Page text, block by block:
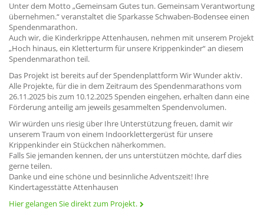
Unter dem Motto „Gemeinsam Gutes tun. Gemeinsam Verantwortung
übernehmen.“ veranstaltet die Sparkasse Schwaben-Bodensee einen
Spendenmarathon.
Auch wir, die Kinderkrippe Attenhausen, nehmen mit unserem Projekt
„Hoch hinaus, ein Kletterturm für unsere Krippenkinder“ an diesem
Spendenmarathon teil.
Das Projekt ist bereits auf der Spendenplattform Wir Wunder aktiv.
Alle Projekte, für die in dem Zeitraum des Spendenmarathons vom
26.11.2025 bis zum 10.12.2025 Spenden eingehen, erhalten dann eine
Förderung anteilig am jeweils gesammelten Spendenvolumen.
Wir würden uns riesig über Ihre Unterstützung freuen, damit wir
unserem Traum von einem Indoorklettergerüst für unsere
Krippenkinder ein Stückchen näherkommen.
Falls Sie jemanden kennen, der uns unterstützen möchte, darf dies
gerne teilen.
Danke und eine schöne und besinnliche Adventszeit! Ihre
Kindertagesstätte Attenhausen
Hier gelangen Sie direkt zum Projekt.